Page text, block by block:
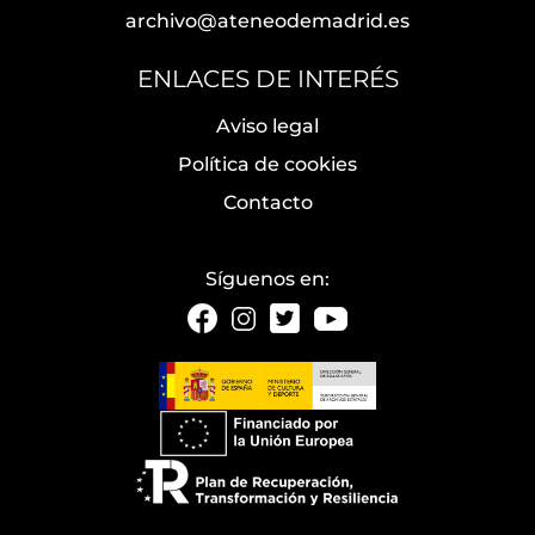
archivo@ateneodemadrid.es
ENLACES DE INTERÉS
Aviso legal
Política de cookies
Contacto
Síguenos en: